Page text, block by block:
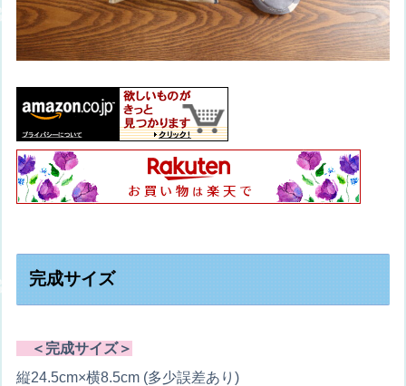
完成サイズ
＜完成サイズ＞
縦24.5cm×横8.5cm (多少誤差あり)